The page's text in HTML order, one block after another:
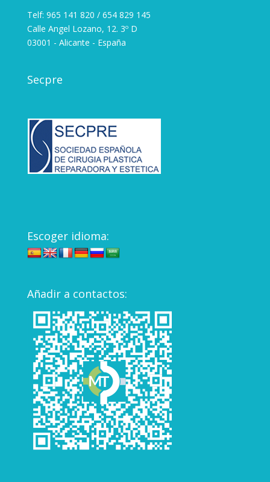
Telf: 965 141 820 / 654 829 145
Calle Angel Lozano, 12. 3º D
03001 - Alicante - España
Secpre
Escoger idioma:
Añadir a contactos: